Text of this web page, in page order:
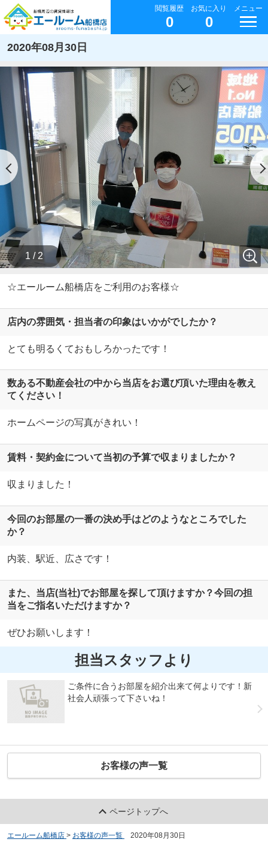
閲覧履歴
0
お気に入り
0
メニュー
2020年08月30日
1 / 2
☆エールーム船橋店をご利用のお客様☆
店内の雰囲気・担当者の印象はいかがでしたか？
とても明るくておもしろかったです！
数ある不動産会社の中から当店をお選び頂いた理由を教え
てください！
ホームページの写真がきれい！
賃料・契約金について当初の予算で収まりましたか？
収まりました！
今回のお部屋の一番の決め手はどのようなところでした
か？
内装、駅近、広さです！
また、当店(当社)でお部屋を探して頂けますか？今回の担
当をご指名いただけますか？
ぜひお願いします！
担当スタッフより
ご条件に合うお部屋を紹介出来て何よりです！新
社会人頑張って下さいね！
お客様の声一覧
ページトップへ
エールーム船橋店 > お客様の声一覧 2020年08月30日